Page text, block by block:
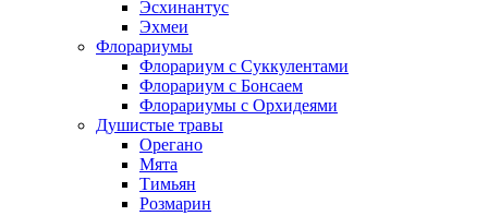
Эсхинантус
Эхмеи
Флорариумы
Флорариум с Суккулентами
Флорариум с Бонсаем
Флорариумы с Орхидеями
Душистые травы
Орегано
Мята
Тимьян
Розмарин